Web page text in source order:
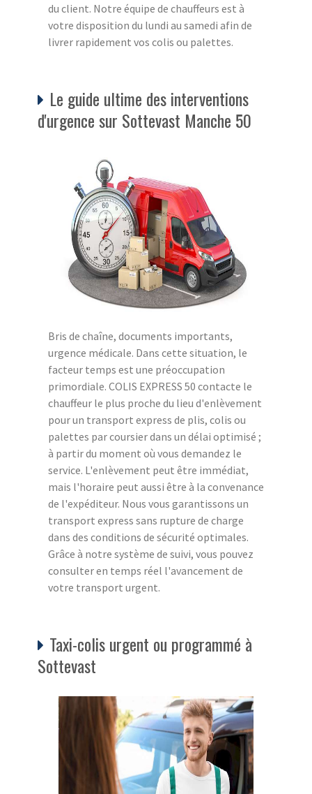
du client. Notre équipe de chauffeurs est à
votre disposition du lundi au samedi afin de
livrer rapidement vos colis ou palettes.
Le guide ultime des interventions
d'urgence sur Sottevast Manche 50
Bris de chaîne, documents importants,
urgence médicale. Dans cette situation, le
facteur temps est une préoccupation
primordiale. COLIS EXPRESS 50 contacte le
chauffeur le plus proche du lieu d'enlèvement
pour un transport express de plis, colis ou
palettes par coursier dans un délai optimisé ;
à partir du moment où vous demandez le
service. L'enlèvement peut être immédiat,
mais l'horaire peut aussi être à la convenance
de l'expéditeur. Nous vous garantissons un
transport express sans rupture de charge
dans des conditions de sécurité optimales.
Grâce à notre système de suivi, vous pouvez
consulter en temps réel l'avancement de
votre transport urgent.
Taxi-colis urgent ou programmé à
Sottevast